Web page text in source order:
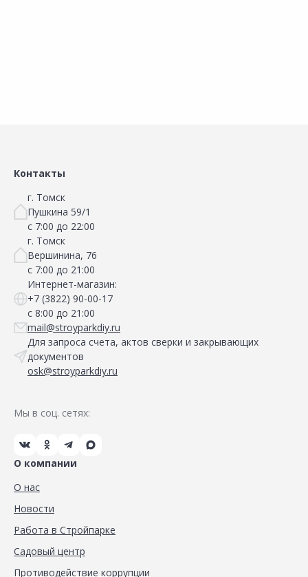
Контакты
г. Томск
Пушкина 59/1
с 7:00 до 22:00
г. Томск
Вершинина, 76
с 7:00 до 21:00
Интернет-магазин:
+7 (3822) 90-00-17
с 8:00 до 21:00
mail@stroyparkdiy.ru
Для запроса счета, актов сверки и закрывающих
документов
osk@stroyparkdiy.ru
Мы в соц. сетях:
О компании
О нас
Новости
Работа в Стройпарке
Садовый центр
Противодействие коррупции